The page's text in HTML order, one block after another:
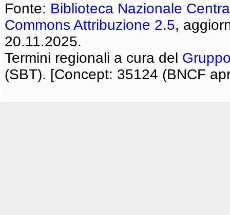
Fonte: Biblioteca Nazionale
Commons Attribuzione 2.5,
20.11.2025.
Termini regionali a cura del
(SBT). [Concept: 35124 (BNCF